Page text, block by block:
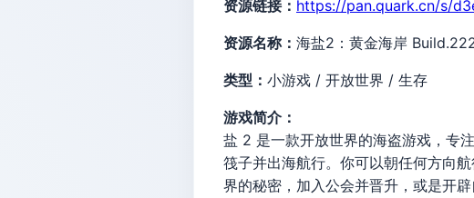
资源链接： https://pan.quark.cn/s/
资源名称： 海盐2：黄金海岸
类型： 小游戏 / 开放世界 / 生存
游戏简介：
盐 2 是一款开放世界的海盗游戏，专
筏子并出海航行。你可以朝任何方向
界的秘密，加入公会并晋升，或是开